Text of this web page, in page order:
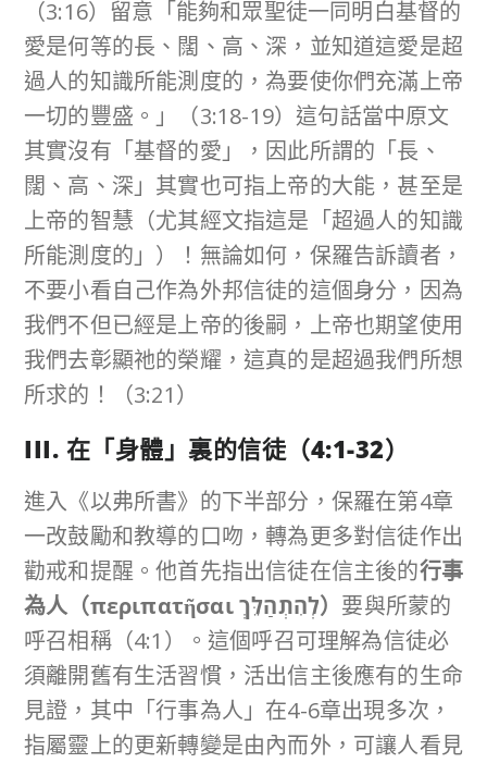
（3:16）留意「能夠和眾聖徒一同明白基督的
愛是何等的長、闊、高、深，並知道這愛是超
過人的知識所能測度的，為要使你們充滿上帝
一切的豐盛。」（3:18-19）這句話當中原文
其實沒有「基督的愛」，因此所謂的「長、
闊、高、深」其實也可指上帝的大能，甚至是
上帝的智慧（尤其經文指這是「超過人的知識
所能測度的」）！無論如何，保羅告訴讀者，
不要小看自己作為外邦信徒的這個身分，因為
我們不但已經是上帝的後嗣，上帝也期望使用
我們去彰顯祂的榮耀，這真的是超過我們所想
所求的！（3:21）
III. 在「身體」裏的信徒（4:1-32）
進入《以弗所書》的下半部分，保羅在第4章
一改鼓勵和教導的口吻，轉為更多對信徒作出
勸戒和提醒。他首先指出信徒在信主後的行事
為人（περιπατῆσαιלְהִתְהַלֵּךְ） 要與所蒙的
呼召相稱（4:1）。這個呼召可理解為信徒必
須離開舊有生活習慣，活出信主後應有的生命
見證，其中「行事為人」在4-6章出現多次，
指屬靈上的更新轉變是由內而外，可讓人看見